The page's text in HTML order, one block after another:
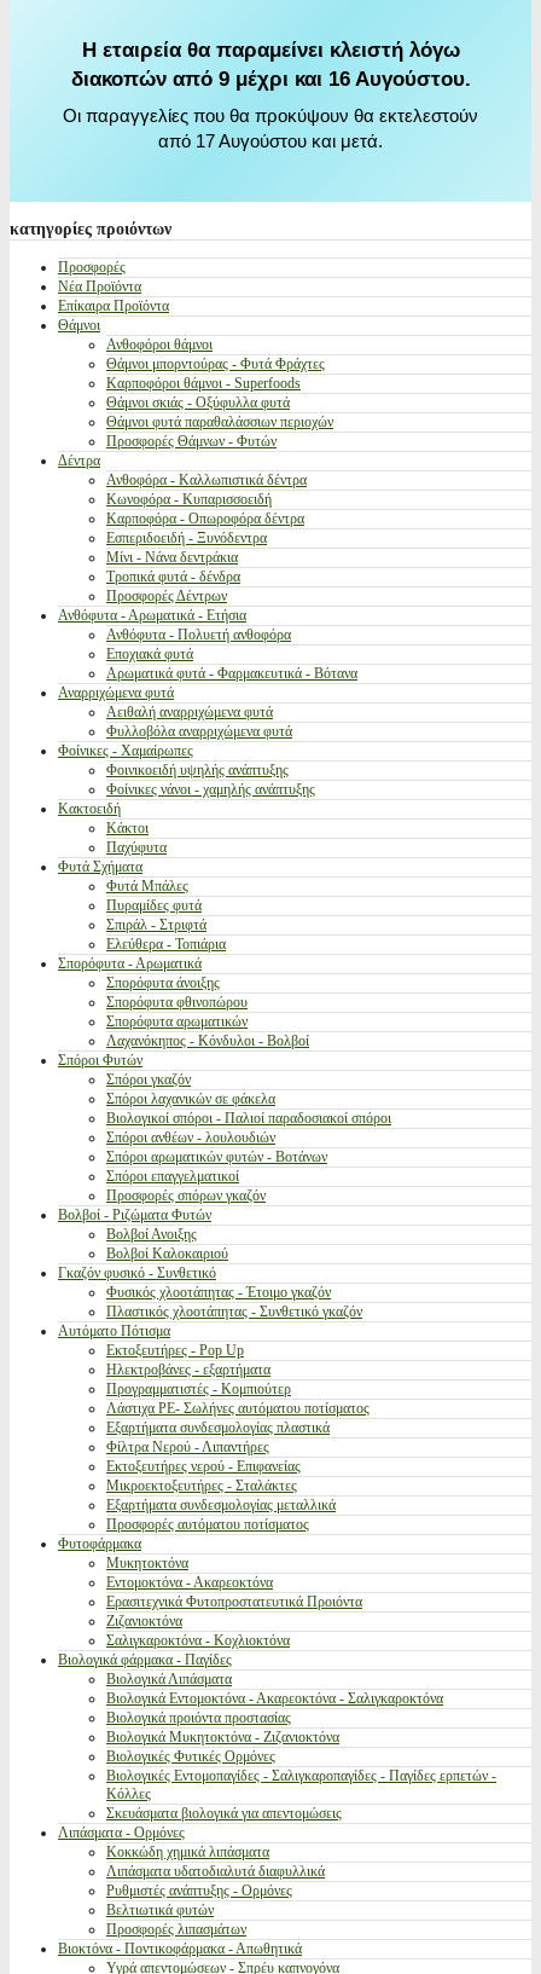
Η εταιρεία θα παραμείνει κλειστή λόγω
διακοπών από 9 μέχρι και 16 Αυγούστου.
Οι παραγγελίες που θα προκύψουν θα εκτελεστούν
από 17 Αυγούστου και μετά.
κατηγορίες προιόντων
Προσφορές
Νέα Προϊόντα
Επίκαιρα Προϊόντα
Θάμνοι
Ανθοφόροι θάμνοι
Θάμνοι μπορντούρας - Φυτά Φράχτες
Καρποφόροι θάμνοι - Superfoods
Θάμνοι σκιάς - Οξύφυλλα φυτά
Θάμνοι φυτά παραθαλάσσιων περιοχών
Προσφορές Θάμνων - Φυτών
Δέντρα
Ανθοφόρα - Καλλωπιστικά δέντρα
Κωνοφόρα - Κυπαρισσοειδή
Καρποφόρα - Οπωροφόρα δέντρα
Εσπεριδοειδή - Ξυνόδεντρα
Μίνι - Νάνα δεντράκια
Τροπικά φυτά - δένδρα
Προσφορές Δέντρων
Ανθόφυτα - Αρωματικά - Ετήσια
Ανθόφυτα - Πολυετή ανθοφόρα
Εποχιακά φυτά
Αρωματικά φυτά - Φαρμακευτικά - Βότανα
Αναρριχώμενα φυτά
Αειθαλή αναρριχώμενα φυτά
Φυλλοβόλα αναρριχώμενα φυτά
Φοίνικες - Χαμαίρωπες
Φοινικοειδή υψηλής ανάπτυξης
Φοίνικες νάνοι - χαμηλής ανάπτυξης
Κακτοειδή
Κάκτοι
Παχύφυτα
Φυτά Σχήματα
Φυτά Μπάλες
Πυραμίδες φυτά
Σπιράλ - Στριφτά
Ελεύθερα - Τοπιάρια
Σπορόφυτα - Αρωματικά
Σπορόφυτα άνοιξης
Σπορόφυτα φθινοπώρου
Σπορόφυτα αρωματικών
Λαχανόκηπος - Κόνδυλοι - Βολβοί
Σπόροι Φυτών
Σπόροι γκαζόν
Σπόροι λαχανικών σε φάκελα
Βιολογικοί σπόροι - Παλιοί παραδοσιακοί σπόροι
Σπόροι ανθέων - λουλουδιών
Σπόροι αρωματικών φυτών - Βοτάνων
Σπόροι επαγγελματικοί
Προσφορές σπόρων γκαζόν
Βολβοί - Ριζώματα Φυτών
Βολβοί Ανοιξης
Βολβοί Καλοκαιριού
Γκαζόν φυσικό - Συνθετικό
Φυσικός χλοοτάπητας - Έτοιμο γκαζόν
Πλαστικός χλοοτάπητας - Συνθετικό γκαζόν
Αυτόματο Πότισμα
Εκτοξευτήρες - Pop Up
Ηλεκτροβάνες - εξαρτήματα
Προγραμματιστές - Κομπιούτερ
Λάστιχα PE- Σωλήνες αυτόματου ποτίσματος
Εξαρτήματα συνδεσμολογίας πλαστικά
Φίλτρα Νερού - Λιπαντήρες
Εκτοξευτήρες νερού - Επιφανείας
Μικροεκτοξευτήρες - Σταλάκτες
Εξαρτήματα συνδεσμολογίας μεταλλικά
Προσφορές αυτόματου ποτίσματος
Φυτοφάρμακα
Μυκητοκτόνα
Εντομοκτόνα - Ακαρεοκτόνα
Ερασιτεχνικά Φυτοπροστατευτικά Προιόντα
Ζιζανιοκτόνα
Σαλιγκαροκτόνα - Κοχλιοκτόνα
Βιολογικά φάρμακα - Παγίδες
Βιολογικά Λιπάσματα
Βιολογικά Εντομοκτόνα - Ακαρεοκτόνα - Σαλιγκαροκτόνα
Βιολογικά προιόντα προστασίας
Βιολογικά Μυκητοκτόνα - Ζιζανιοκτόνα
Βιολογικές Φυτικές Ορμόνες
Βιολογικές Εντομοπαγίδες - Σαλιγκαροπαγίδες - Παγίδες ερπετών -
Κόλλες
Σκευάσματα βιολογικά για απεντομώσεις
Λιπάσματα - Ορμόνες
Κοκκώδη χημικά λιπάσματα
Λιπάσματα υδατοδιαλυτά διαφυλλικά
Ρυθμιστές ανάπτυξης - Ορμόνες
Βελτιωτικά φυτών
Προσφορές λιπασμάτων
Βιοκτόνα - Ποντικοφάρμακα - Απωθητικά
Υγρά απεντομώσεων - Σπρέυ καπνογόνα